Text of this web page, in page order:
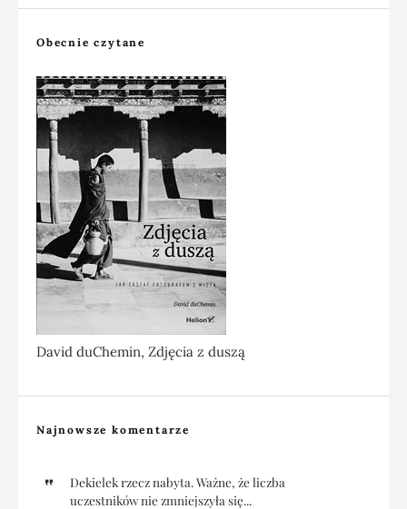
Obecnie czytane
David duChemin, Zdjęcia z duszą
Najnowsze komentarze
Dekielek rzecz nabyta. Ważne, że liczba
uczestników nie zmniejszyła się...